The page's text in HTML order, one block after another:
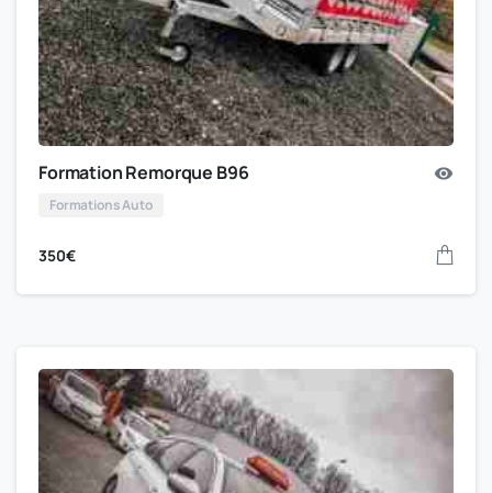
Formation Remorque B96
Formations Auto
350€